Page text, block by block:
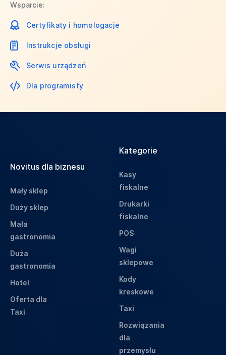
Wsparcie:
Certyfikaty i homologacje
Instrukcje obsługi
Serwis urządzeń
Dla programisty
Novitus dla biznesu
Mały sklep
Duży sklep
Mała
gastronomia
Duża
gastronomia
Hotel
Oferta dla
Taxi
Kategorie
Kasy
fiskalne
Drukarki
fiskalne
POS
Wagi
sklepowe
Kody
kreskowe
Taxi
Rozwiązania
dla
przemysłu